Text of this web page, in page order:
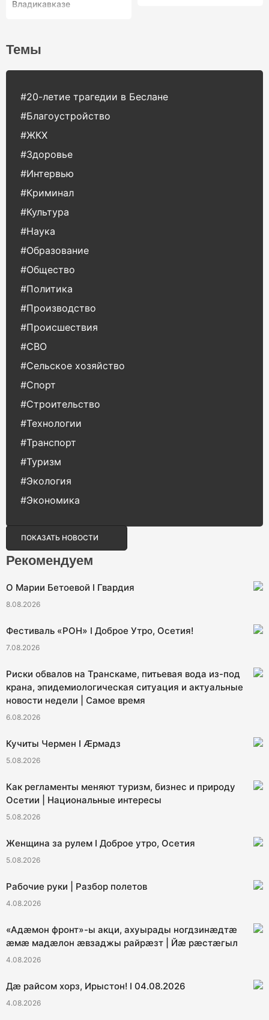
Владикавказе
Темы
#20-летие трагедии в Беслане
#Благоустройство
#ЖКХ
#Здоровье
#Интервью
#Криминал
#Культура
#Наука
#Образование
#Общество
#Политика
#Производство
#Происшествия
#СВО
#Сельское хозяйство
#Спорт
#Строительство
#Технологии
#Транспорт
#Туризм
#Экология
#Экономика
ПОКАЗАТЬ НОВОСТИ
Рекомендуем
О Марии Бетоевой I Гвардия
8.08.2026
Фестиваль «РОН» I Доброе Утро, Осетия!
7.08.2026
Риски обвалов на Транскаме, питьевая вода из-под
крана, эпидемиологическая ситуация и актуальные
новости недели | Самое время
6.08.2026
Кучиты Чермен I Æрмадз
5.08.2026
Как регламенты меняют туризм, бизнес и природу
Осетии | Национальные интересы
5.08.2026
Женщина за рулем I Доброе утро, Осетия
5.08.2026
Рабочие руки | Разбор полетов
4.08.2026
«Адæмон фронт»-ы акци, ахуырады ногдзинæдтæ
æмæ мадæлон æвзаджы райрæзт | Йæ рæстæгыл
4.08.2026
Дæ райсом хорз, Ирыстон! I 04.08.2026
4.08.2026